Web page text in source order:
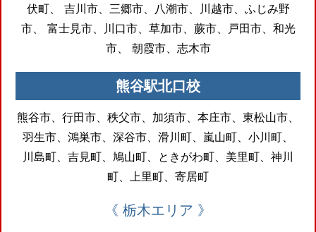
伏町、
吉川市、三郷市、八潮市、川越市、ふじみ野
市、
富士見市、川口市、草加市、蕨市、戸田市、和光
市、
朝霞市、志木市
熊谷駅北口校
熊谷市、行田市、秩父市、加須市、本庄市、東松山市、
羽生市、鴻巣市、深谷市、滑川町、嵐山町、小川町、
川島町、吉見町、鳩山町、ときがわ町、美里町、神川
町、上里町、寄居町
《 栃木エリア 》